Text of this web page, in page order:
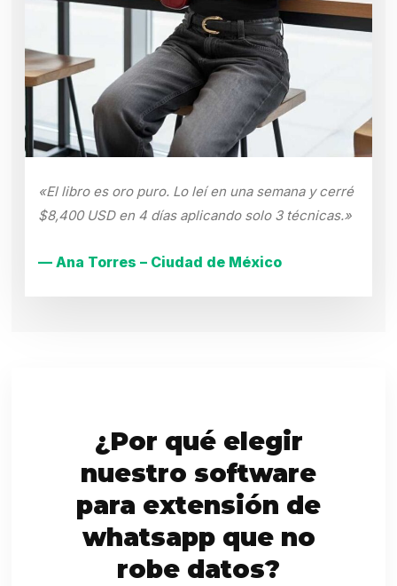
«El libro es oro puro. Lo leí en una semana y cerré
$8,400 USD en 4 días aplicando solo 3 técnicas.»
— Ana Torres – Ciudad de México
¿Por qué elegir
nuestro software
para extensión de
whatsapp que no
robe datos?